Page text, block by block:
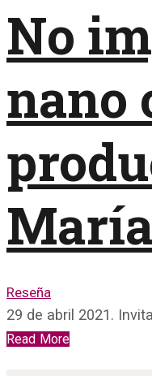
No
nano
Reseña
29 de abril 2021.
Read More